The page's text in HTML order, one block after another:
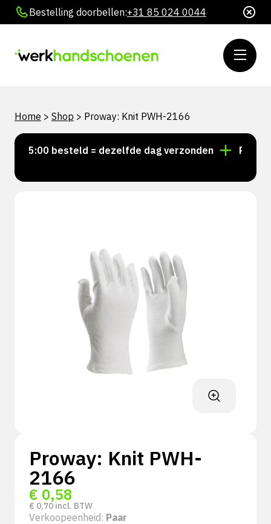
Bestelling doorbellen:+31 85 024 0044
Home > Shop > Proway: Knit PWH-2166
15:00 besteld = dezelfde dag verzonden
Proway: Knit PWH-
2166
€ 0,58
€ 0,70 incl. BTW
Verkoopeenheid: Paar